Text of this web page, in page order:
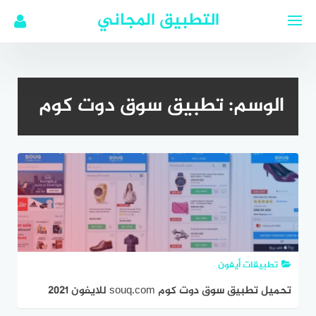
التطبيق المجاني
الوسم:تطبيق سوق دوت كوم
تطبيقات أيفون
تحميل تطبيق سوق دوت كوم souq.com للايفون 2021